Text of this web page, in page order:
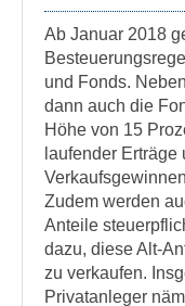
Ab Januar 2018
und Fonds.
dann auch die
Höhe von 15
laufender
Zudem werden
Anteile
dazu, diese Alt-
zu verkaufen.
Privatanleger